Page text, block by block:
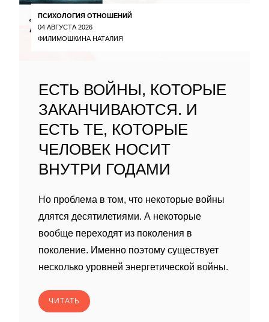
ПСИХОЛОГИЯ ОТНОШЕНИЙ
04 АВГУСТА 2026
ФИЛИМОШКИНА НАТАЛИЯ
ЕСТЬ ВОЙНЫ, КОТОРЫЕ
ЗАКАНЧИВАЮТСЯ. И
ЕСТЬ ТЕ, КОТОРЫЕ
ЧЕЛОВЕК НОСИТ
ВНУТРИ ГОДАМИ
Но проблема в том, что некоторые войны
длятся десятилетиями. А некоторые
вообще переходят из поколения в
поколение. Именно поэтому существует
несколько уровней энергетической войны.
ЧИТАТЬ